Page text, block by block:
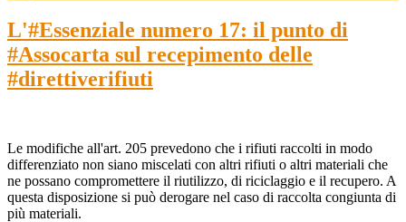
L'#Essenziale numero 17: il punto di
#Assocarta sul recepimento delle
#direttiverifiuti
Le modifiche all'art. 205 prevedono che i rifiuti raccolti in modo
differenziato non siano miscelati con altri rifiuti o altri materiali che
ne possano compromettere il riutilizzo, di riciclaggio e il recupero. A
questa disposizione si può derogare nel caso di raccolta congiunta di
più materiali.